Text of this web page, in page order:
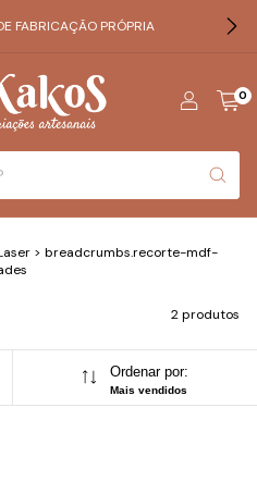
FABRICAÇÃO PRÓPRIA
0
> breadcrumbs.recorte-mdf-
2 produtos
Ordenar por:
Mais vendidos